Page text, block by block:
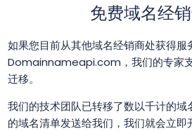
免费域名经
如果您目前从其他域名经销商处获得服
Domainnameapi.com，我们的专家
迁移。
我们的技术团队已转移了数以千计的域
的域名清单发送给我们，我们就会立